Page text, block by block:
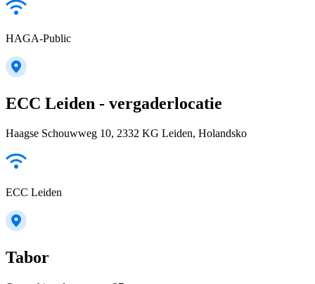
HAGA-Public
ECC Leiden - vergaderlocatie
Haagse Schouwweg 10, 2332 KG Leiden, Holandsko
ECC Leiden
Tabor